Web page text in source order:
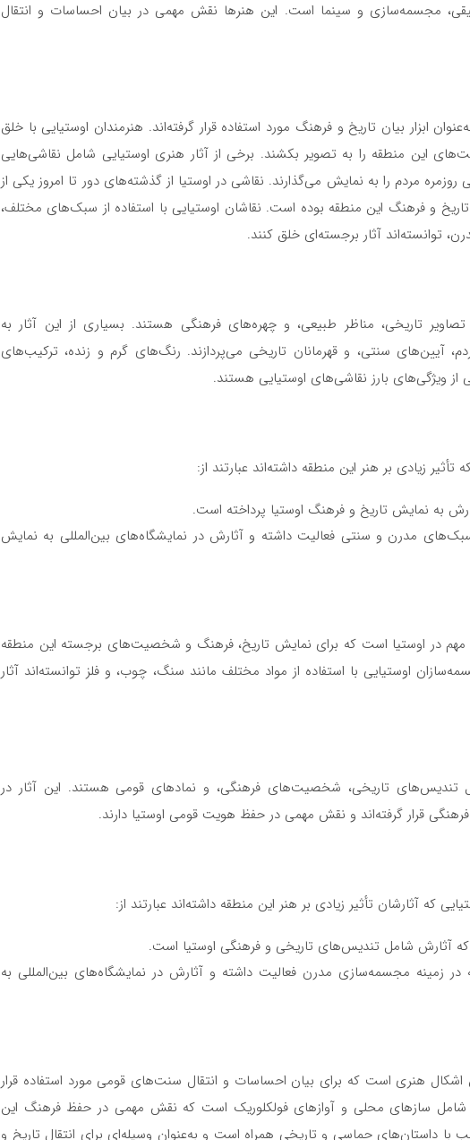
مجسمه‌سازی و سینما است. این هنرها نقش مهمی در بیان احساسات و انتقال
ابزار بیان تاریخ و فرهنگ مورد استفاده قرار گرفته‌اند. هنرمندان اوستیایی با خلق
این منطقه را به تصویر بکشند. برخی از آثار هنری اوستیایی شامل نقاشی‌هایی
مردم را به نمایش می‌گذارند. نقاشی در اوستیا از گذشته‌های دور تا امروز یکی از
تاریخ و فرهنگ این منطقه بوده است. نقاشان اوستیایی با استفاده از سبک‌های مختلف،
توانسته‌اند آثار برجسته‌ای خلق کنند.
تاریخی، مناظر طبیعی، و چهره‌های فرهنگی هستند. بسیاری از این آثار به
آیین‌های سنتی، و قهرمانان تاریخی می‌پردازند. رنگ‌های گرم و زنده، ترکیب‌های
از ویژگی‌های بارز نقاشی‌های اوستیایی هستند.
زیادی بر هنر این منطقه داشته‌اند عبارتند از:
به نمایش تاریخ و فرهنگ اوستیا پرداخته است.
سبک‌های مدرن و سنتی فعالیت داشته و آثارش در نمایشگاه‌های بین‌المللی به نمایش
در اوستیا است که برای نمایش تاریخ، فرهنگ و شخصیت‌های برجسته این منطقه
اوستیایی با استفاده از مواد مختلف مانند سنگ، چوب، و فلز توانسته‌اند آثار
تندیس‌های تاریخی، شخصیت‌های فرهنگی، و نمادهای قومی هستند. این آثار در
قرار گرفته‌اند و نقش مهمی در حفظ هویت قومی اوستیا دارند.
که آثارشان تأثیر زیادی بر هنر این منطقه داشته‌اند عبارتند از:
آثارش شامل تندیس‌های تاریخی و فرهنگی اوستیا است.
در زمینه مجسمه‌سازی مدرن فعالیت داشته و آثارش در نمایشگاه‌های بین‌المللی به
اشکال هنری است که برای بیان احساسات و انتقال سنت‌های قومی مورد استفاده قرار
شامل سازهای محلی و آوازهای فولکلوریک است که نقش مهمی در حفظ فرهنگ این
با داستان‌های حماسی و تاریخی همراه است و به‌عنوان وسیله‌ای برای انتقال تاریخ و